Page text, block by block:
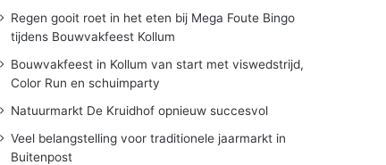
Regen gooit roet in het eten bij Mega Foute Bingo
tijdens Bouwvakfeest Kollum
Bouwvakfeest in Kollum van start met viswedstrijd,
Color Run en schuimparty
Natuurmarkt De Kruidhof opnieuw succesvol
Veel belangstelling voor traditionele jaarmarkt in
Buitenpost